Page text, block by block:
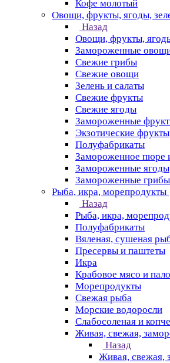
Кофе молотый
Овощи, фрукты, ягоды,
Назад
Овощи, фрукты,
Замороженные
Свежие грибы
Свежие овощи
Зелень и салаты
Свежие фрукты
Свежие ягоды
Замороженные
Экзотические фрукты
Полуфабрикаты
Замороженное пюре
Замороженные ягоды
Замороженные грибы
Рыба, икра, морепродукты
Назад
Рыба, икра,
Полуфабрикаты
Вяленая, сушеная
Пресервы и паштеты
Икра
Крабовое мясо и
Морепродукты
Свежая рыба
Морские водоросли
Слабосоленая и
Живая, свежая,
Назад
Живая, свежая,